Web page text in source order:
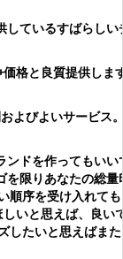
ているすばらしい
格と良質提供しま
よびよいサービス
ンドを作ってもいい
限りあなたの総量
順序を受け入れて
いと思えば、良い
したいと思えばま